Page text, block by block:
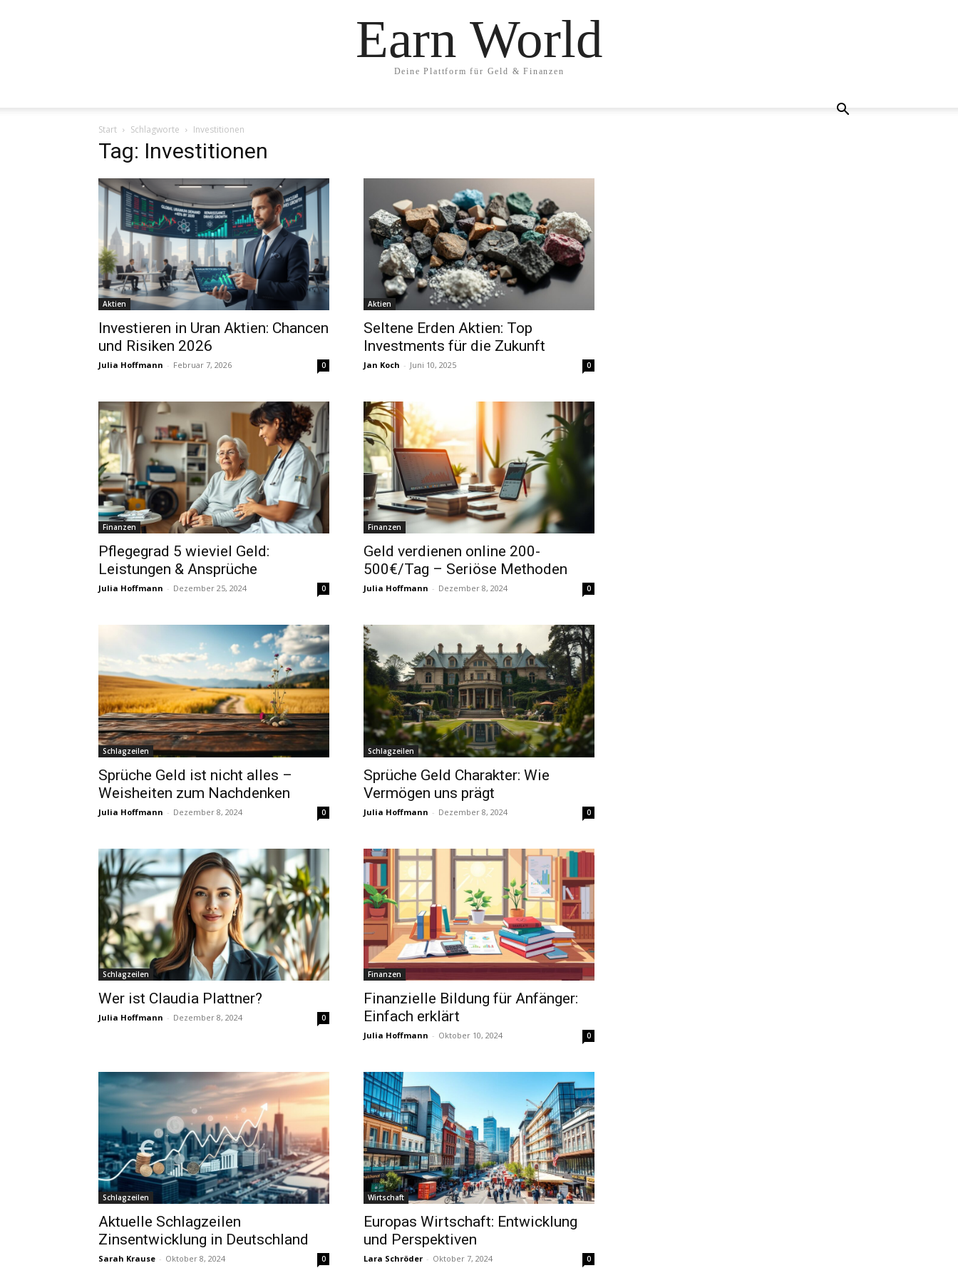
Earn World
Deine Plattform für Geld & Finanzen
Start Schlagworte Investitionen
Tag: Investitionen
Aktien
Investieren in Uran Aktien: Chancen
und Risiken 2026
Julia Hoffmann - Februar 7, 2026 0
Aktien
Seltene Erden Aktien: Top
Investments für die Zukunft
Jan Koch - Juni 10, 2025 0
Finanzen
Pflegegrad 5 wieviel Geld:
Leistungen & Ansprüche
Julia Hoffmann - Dezember 25, 2024 0
Finanzen
Geld verdienen online 200-
500€/Tag – Seriöse Methoden
Julia Hoffmann - Dezember 8, 2024 0
Schlagzeilen
Sprüche Geld ist nicht alles –
Weisheiten zum Nachdenken
Julia Hoffmann - Dezember 8, 2024 0
Schlagzeilen
Sprüche Geld Charakter: Wie
Vermögen uns prägt
Julia Hoffmann - Dezember 8, 2024 0
Schlagzeilen
Wer ist Claudia Plattner?
Julia Hoffmann - Dezember 8, 2024 0
Finanzen
Finanzielle Bildung für Anfänger:
Einfach erklärt
Julia Hoffmann - Oktober 10, 2024 0
Schlagzeilen
Aktuelle Schlagzeilen
Zinsentwicklung in Deutschland
Sarah Krause - Oktober 8, 2024 0
Wirtschaft
Europas Wirtschaft: Entwicklung
und Perspektiven
Lara Schröder - Oktober 7, 2024 0